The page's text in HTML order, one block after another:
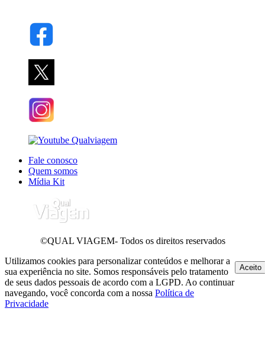
Fale conosco
Quem somos
Mídia Kit
©QUAL VIAGEM- Todos os direitos reservados
Utilizamos cookies para personalizar conteúdos e melhorar a
sua experiência no site. Somos responsáveis pelo tratamento
de seus dados pessoais de acordo com a LGPD. Ao continuar
navegando, você concorda com a nossa Política de
Privacidade
Aceito